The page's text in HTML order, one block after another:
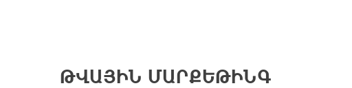
ԹՎԱՅԻՆ ՄԱՐՔԵԹԻՆԳ